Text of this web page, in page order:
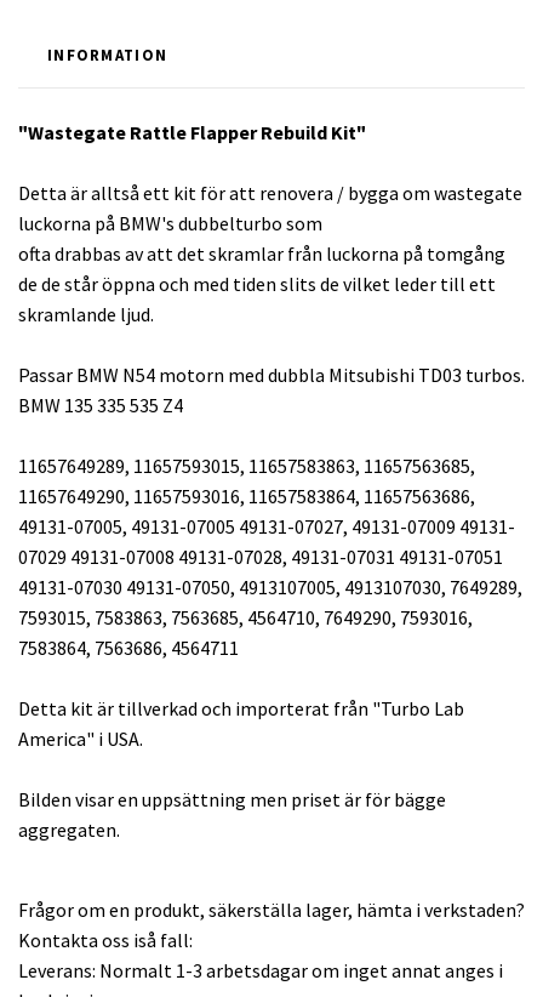
INFORMATION
"Wastegate Rattle Flapper Rebuild Kit"
Detta är alltså ett kit för att renovera / bygga om wastegate
luckorna på BMW's dubbelturbo som
ofta drabbas av att det skramlar från luckorna på tomgång
de de står öppna och med tiden slits de vilket leder till ett
skramlande ljud.
Passar BMW N54 motorn med dubbla Mitsubishi TD03 turbos.
BMW 135 335 535 Z4
11657649289, 11657593015, 11657583863, 11657563685,
11657649290, 11657593016, 11657583864, 11657563686,
49131-07005, 49131-07005 49131-07027, 49131-07009 49131-
07029 49131-07008 49131-07028, 49131-07031 49131-07051
49131-07030 49131-07050, 4913107005, 4913107030, 7649289,
7593015, 7583863, 7563685, 4564710, 7649290, 7593016,
7583864, 7563686, 4564711
Detta kit är tillverkad och importerat från "Turbo Lab
America" i USA.
Bilden visar en uppsättning men priset är för bägge
aggregaten.
Frågor om en produkt, säkerställa lager, hämta i verkstaden?
Kontakta oss iså fall:
Leverans: Normalt 1-3 arbetsdagar om inget annat anges i